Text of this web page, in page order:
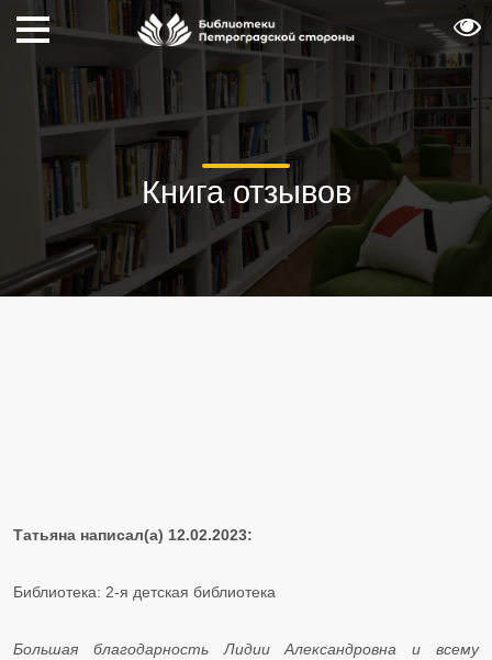
Книга отзывов
Татьяна написал(а) 12.02.2023:
Библиотека: 2-я детская библиотека
Большая благодарность Лидии Александровна и всему